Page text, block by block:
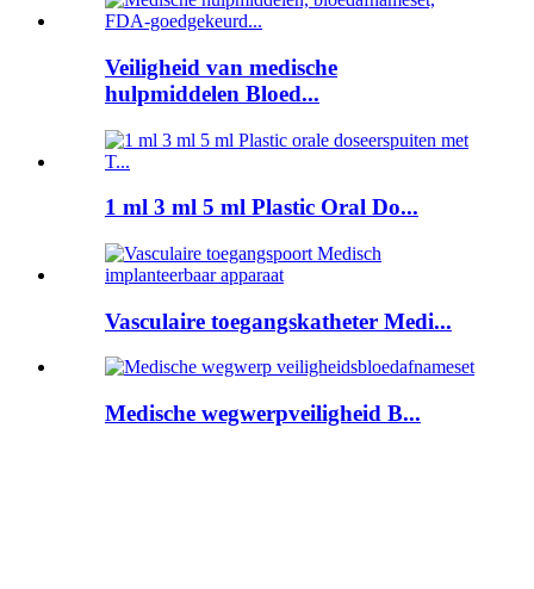
Veiligheid van medische
hulpmiddelen Bloed...
1 ml 3 ml 5 ml Plastic Oral Do...
Vasculaire toegangskatheter Medi...
Medische wegwerpveiligheid B...